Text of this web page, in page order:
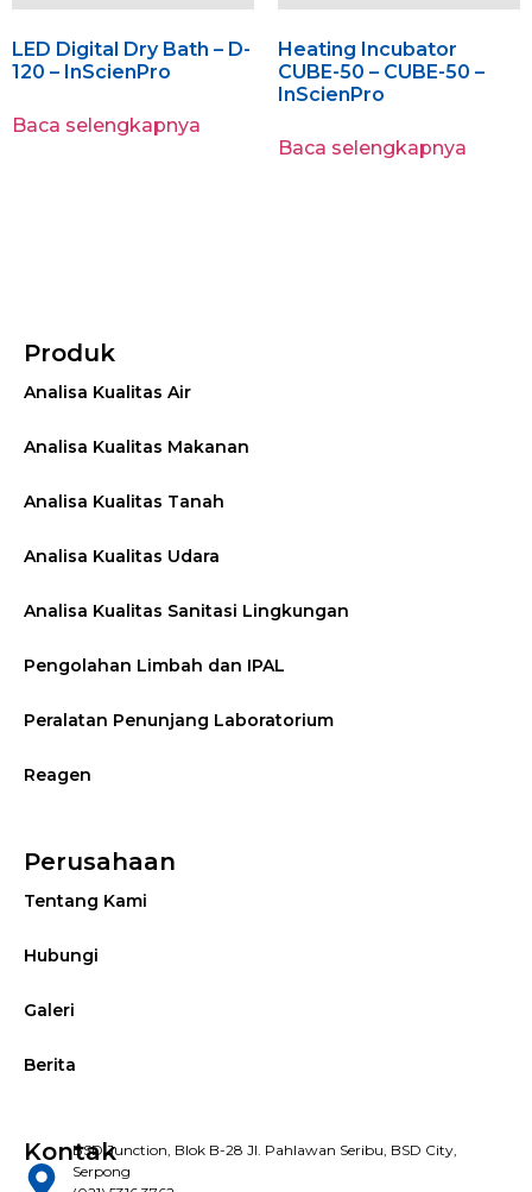
LED Digital Dry Bath – D-
120 – InScienPro
Baca selengkapnya
Heating Incubator
CUBE-50 – CUBE-50 –
InScienPro
Baca selengkapnya
Produk
Analisa Kualitas Air
Analisa Kualitas Makanan
Analisa Kualitas Tanah
Analisa Kualitas Udara
Analisa Kualitas Sanitasi Lingkungan
Pengolahan Limbah dan IPAL
Peralatan Penunjang Laboratorium
Reagen
Perusahaan
Tentang Kami
Hubungi
Galeri
Berita
KontakBSD Junction, Blok B-28 Jl. Pahlawan Seribu, BSD City,
Serpong